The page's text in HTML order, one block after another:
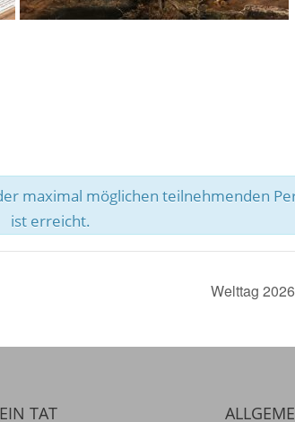
maximal möglichen teilnehmenden
ist erreicht.
Welttag
TAT